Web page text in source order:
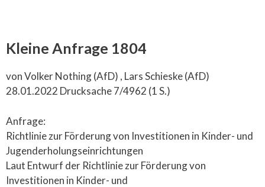
Kleine Anfrage 1804
von Volker Nothing (AfD) , Lars Schieske (AfD)
28.01.2022 Drucksache 7/4962 (1 S.)
Anfrage:
Richtlinie zur Förderung von Investitionen in Kinder- und
Jugenderholungseinrichtungen
Laut Entwurf der Richtlinie zur Förderung von
Investitionen in Kinder- und